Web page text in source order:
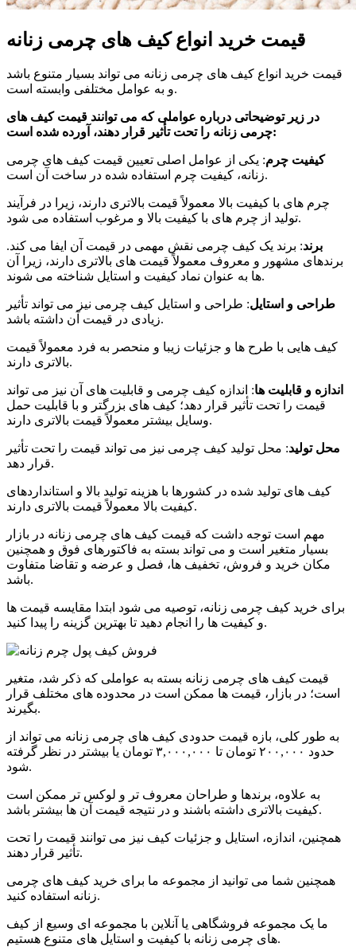
قیمت خرید انواع کیف های چرمی زنانه
قیمت خرید انواع کیف های چرمی زنانه می تواند بسیار متنوع باشد
و به عوامل مختلفی وابسته است.
در زیر توضیحاتی درباره عواملی که می توانند قیمت کیف های
چرمی زنانه را تحت تأثیر قرار دهند، آورده شده است:
کیفیت چرم: یکی از عوامل اصلی تعیین قیمت کیف های چرمی
زنانه، کیفیت چرم استفاده شده در ساخت آن است.
چرم های با کیفیت بالا معمولاً قیمت بالاتری دارند، زیرا در فرآیند
تولید از چرم های با کیفیت بالا و مرغوب استفاده می شود.
برند: برند یک کیف چرمی نقش مهمی در قیمت آن ایفا می کند.
برندهای مشهور و معروف معمولاً قیمت های بالاتری دارند، زیرا آن
ها به عنوان نماد کیفیت و استایل شناخته می شوند.
طراحی و استایل: طراحی و استایل کیف چرمی نیز می تواند تأثیر
زیادی در قیمت آن داشته باشد.
کیف هایی با طرح ها و جزئیات زیبا و منحصر به فرد معمولاً قیمت
بالاتری دارند.
اندازه و قابلیت ها: اندازه کیف چرمی و قابلیت های آن نیز می تواند
قیمت را تحت تأثیر قرار دهد؛ کیف های بزرگتر و با قابلیت حمل
وسایل بیشتر معمولاً قیمت بالاتری دارند.
محل تولید: محل تولید کیف چرمی نیز می تواند قیمت را تحت تأثیر
قرار دهد.
کیف های تولید شده در کشورها با هزینه تولید بالا و استانداردهای
کیفیت بالا معمولاً قیمت بالاتری دارند.
مهم است توجه داشت که قیمت کیف های چرمی زنانه در بازار
بسیار متغیر است و می تواند بسته به فاکتورهای فوق و همچنین
مکان خرید و فروش، تخفیف ها، فصل و عرضه و تقاضا متفاوت
باشد.
برای خرید کیف چرمی زنانه، توصیه می شود ابتدا مقایسه قیمت ها
و کیفیت ها را انجام دهید تا بهترین گزینه را پیدا کنید.
قیمت کیف های چرمی زنانه بسته به عواملی که ذکر شد، متغیر
است؛ در بازار، قیمت ها ممکن است در محدوده های مختلف قرار
بگیرند.
به طور کلی، بازه قیمت حدودی کیف های چرمی زنانه می تواند از
حدود ۲۰۰,۰۰۰ تومان تا ۳,۰۰۰,۰۰۰ تومان یا بیشتر در نظر گرفته
شود.
به علاوه، برندها و طراحان معروف تر و لوکس تر ممکن است
کیفیت بالاتری داشته باشند و در نتیجه قیمت آن ها بیشتر باشد.
همچنین، اندازه، استایل و جزئیات کیف نیز می توانند قیمت را تحت
تأثیر قرار دهند.
همچنین شما می توانید از مجموعه ما برای خرید کیف های چرمی
زنانه استفاده کنید.
ما یک مجموعه فروشگاهی یا آنلاین با مجموعه ای وسیع از کیف
های چرمی زنانه با کیفیت و استایل های متنوع هستیم.